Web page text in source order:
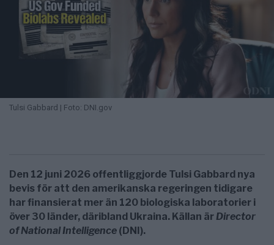
Tulsi Gabbard | Foto: DNI.gov
Den 12 juni 2026 offentliggjorde Tulsi Gabbard nya
bevis för att den amerikanska regeringen tidigare
har finansierat mer än 120 biologiska laboratorier i
över 30 länder, däribland Ukraina. Källan är Director
of National Intelligence (DNI).